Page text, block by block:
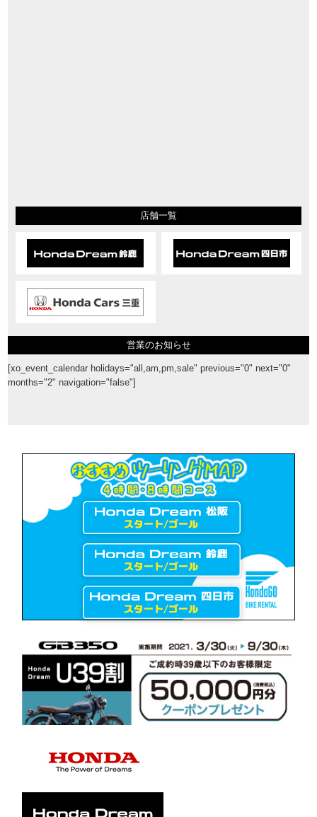
店舗一覧
営業のお知らせ
[xo_event_calendar holidays="all,am,pm,sale" previous="0" next="0"
months="2" navigation="false"]